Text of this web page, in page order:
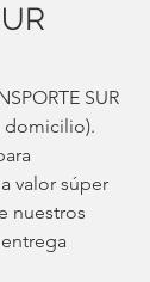
SUR
domicilio).
valor súper
nuestros